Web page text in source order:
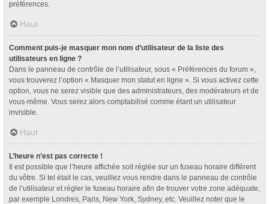
préférences.
Haut
Comment puis-je masquer mon nom d’utilisateur de la liste des
utilisateurs en ligne ?
Dans le panneau de contrôle de l’utilisateur, sous « Préférences du forum »,
vous trouverez l’option « Masquer mon statut en ligne ». Si vous activez cette
option, vous ne serez visible que des administrateurs, des modérateurs et de
vous-même. Vous serez alors comptabilisé comme étant un utilisateur
invisible.
Haut
L’heure n’est pas correcte !
Il est possible que l’heure affichée soit réglée sur un fuseau horaire différent
du vôtre. Si tel était le cas, veuillez vous rendre dans le panneau de contrôle
de l’utilisateur et régler le fuseau horaire afin de trouver votre zone adéquate,
par exemple Londres, Paris, New York, Sydney, etc. Veuillez noter que le